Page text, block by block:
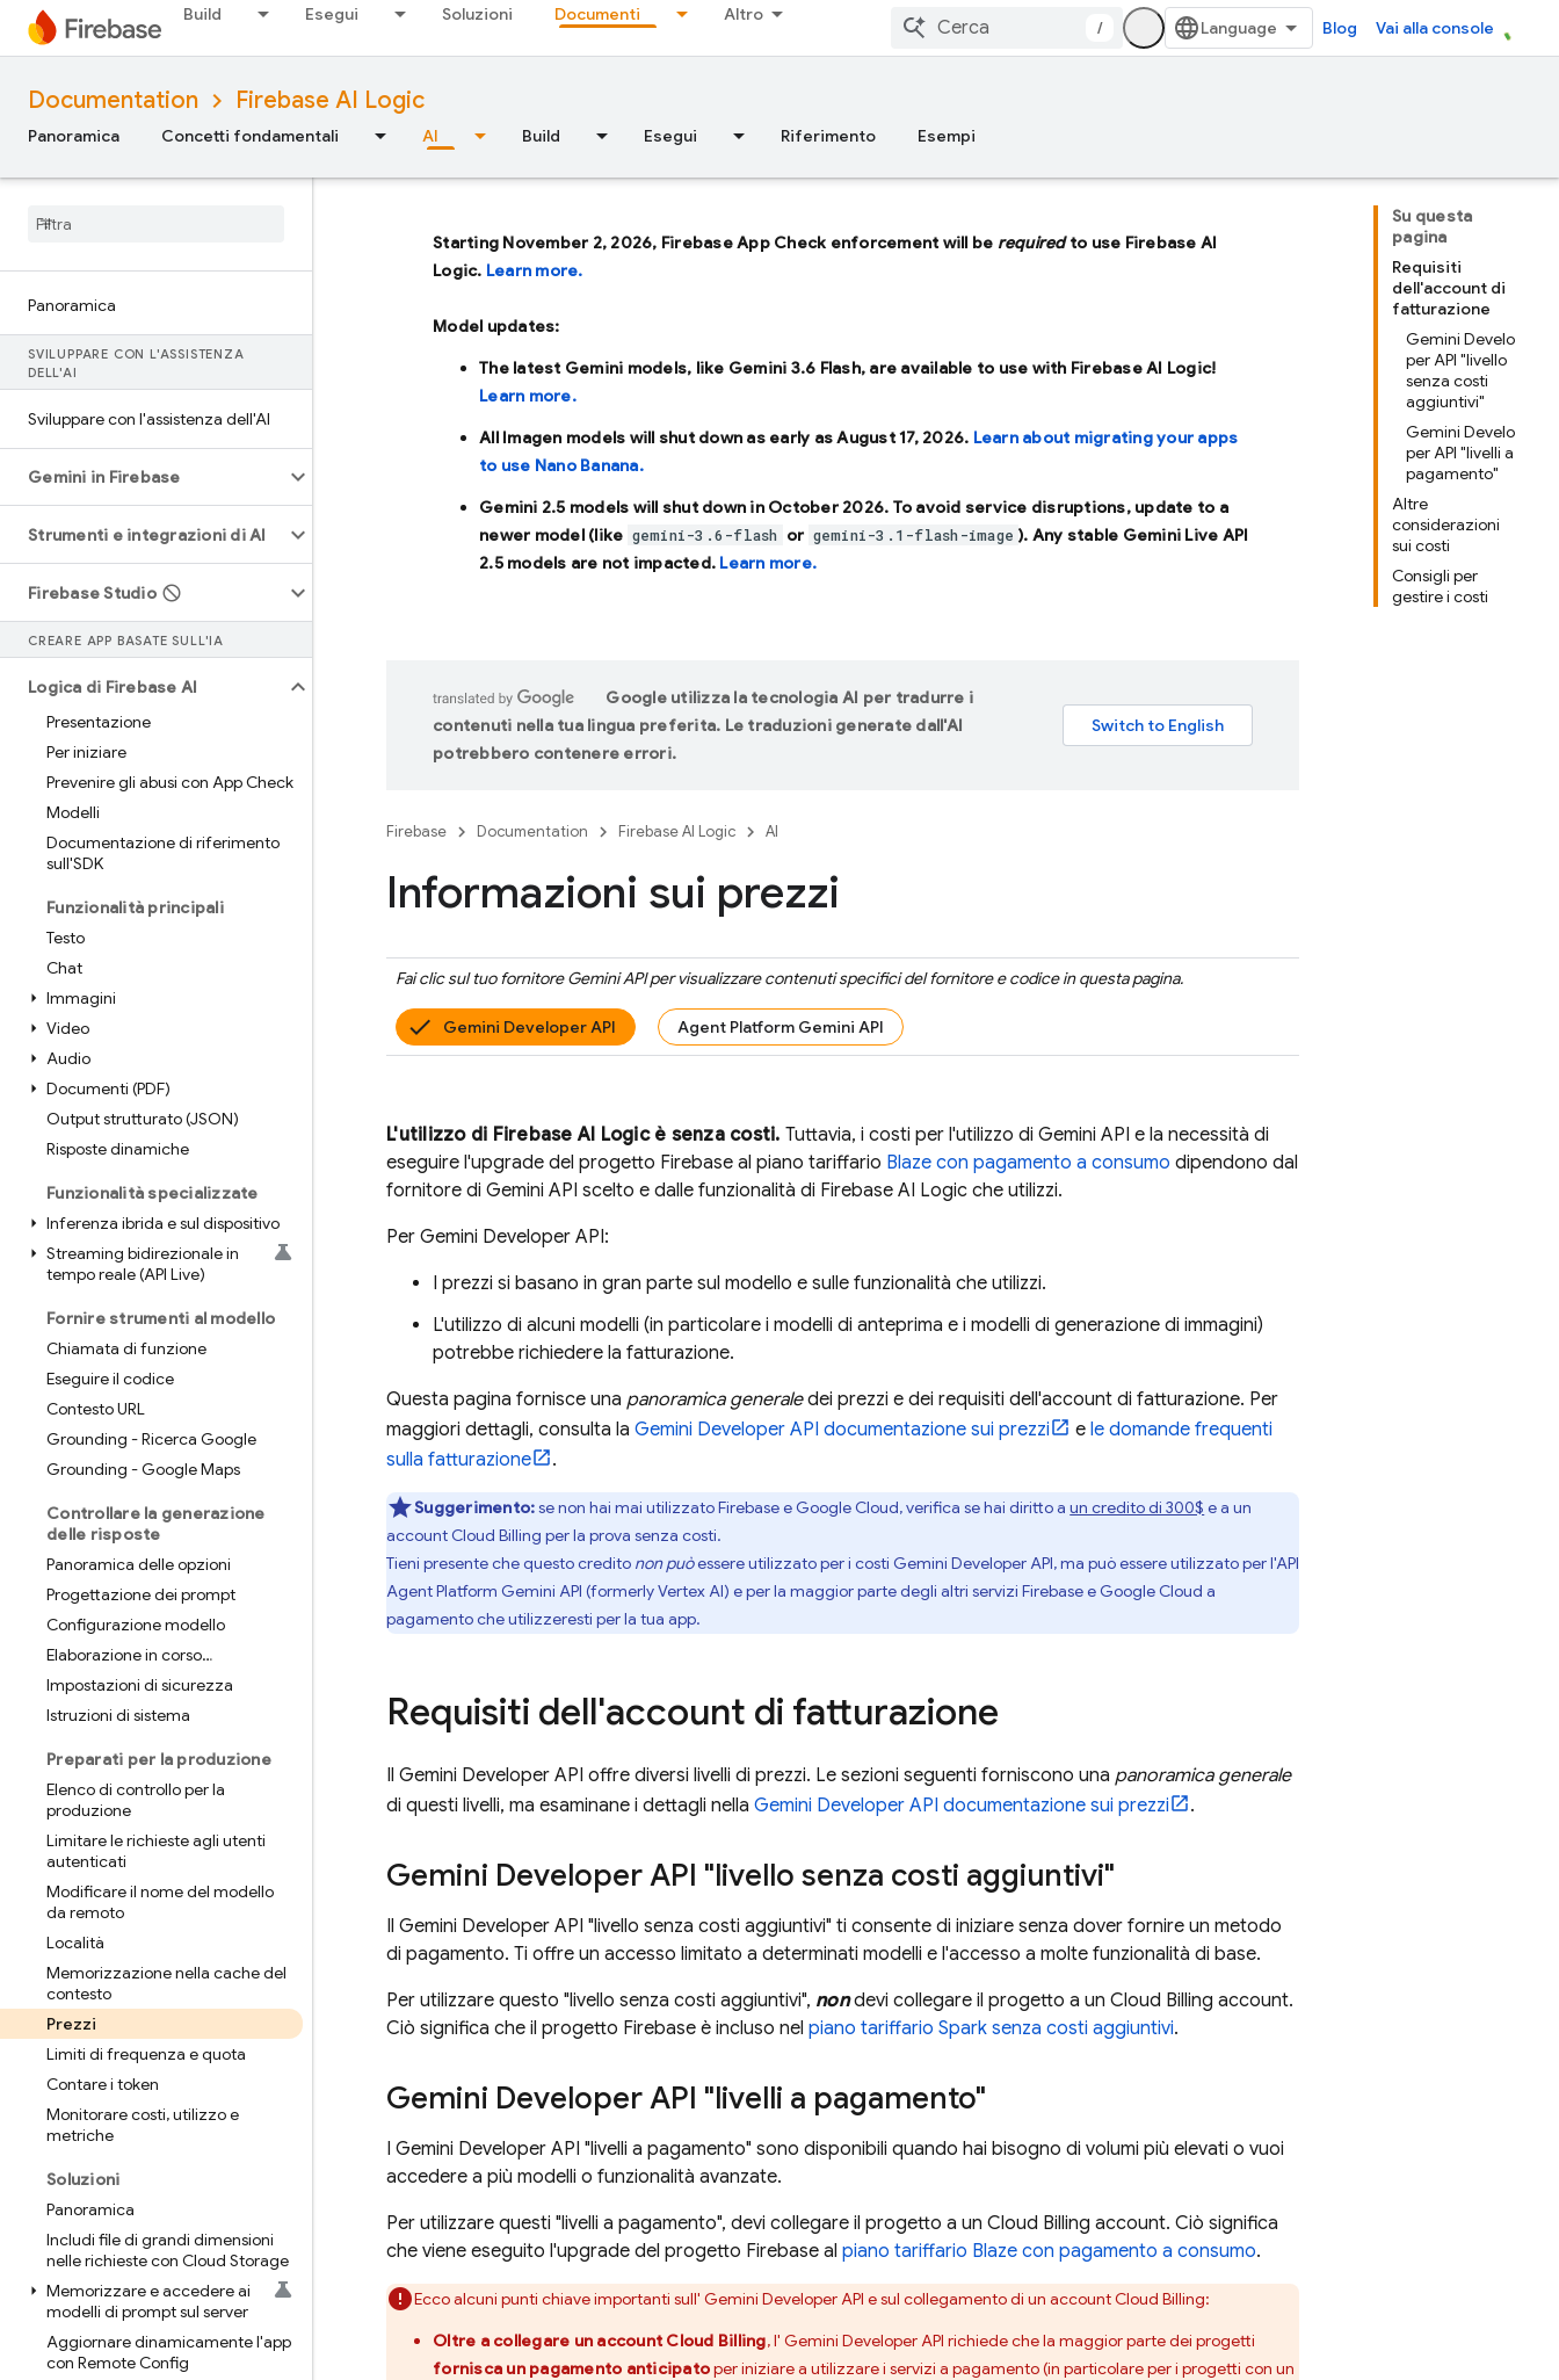
Build Esegui Soluzioni Documenti Altro
/ Blog Vai alla console
Documentation Firebase AI Logic
Panoramica Concetti fondamentali AI Build Esegui Riferimento Esempi
Panoramica
SVILUPPARE CON L'ASSISTENZA
DELL'AI
Sviluppare con l'assistenza dell'AI
Gemini in Firebase
Strumenti e integrazioni di AI
Firebase Studio
CREARE APP BASATE SULL'IA
Logica di Firebase AI
Presentazione
Per iniziare
Prevenire gli abusi con App Check
Modelli
Documentazione di riferimento
sull'SDK
Funzionalità principali
Testo
Chat
Immagini
Video
Audio
Documenti (PDF)
Output strutturato (JSON)
Risposte dinamiche
Funzionalità specializzate
Inferenza ibrida e sul dispositivo
Streaming bidirezionale in
tempo reale (API Live)
Fornire strumenti al modello
Chiamata di funzione
Eseguire il codice
Contesto URL
Grounding - Ricerca Google
Grounding - Google Maps
Controllare la generazione
delle risposte
Panoramica delle opzioni
Progettazione dei prompt
Configurazione modello
Elaborazione in corso…
Impostazioni di sicurezza
Istruzioni di sistema
Preparati per la produzione
Elenco di controllo per la
produzione
Limitare le richieste agli utenti
autenticati
Modificare il nome del modello
da remoto
Località
Memorizzazione nella cache del
contesto
Prezzi
Limiti di frequenza e quota
Contare i token
Monitorare costi,utilizzo e
metriche
Soluzioni
Panoramica
Includi file di grandi dimensioni
nelle richieste con Cloud Storage
Memorizzare e accedere ai
modelli di prompt sul server
Aggiornare dinamicamente l'app
con Remote Config
Su questa
pagina
Requisiti
dell'account di
fatturazione
Gemini Develo
per API "livello
senza costi
aggiuntivi"
Gemini Develo
per API "livelli a
pagamento"
Altre
considerazioni
sui costi
Consigli per
gestire i costi
Starting November 2, 2026, Firebase App Check enforcement will be requiredto use Firebase AI
Logic. Learn more.
Model updates:
The latest Gemini models, like Gemini 3.6 Flash, are available to use with Firebase AI Logic!
Learn more.
All Imagen models will shut down as early asAugust 17, 2026. Learn about migrating your apps
to use Nano Banana.
Gemini 2.5 models will shut down in October 2026. To avoid service disruptions, update to a
newer model (like gemini-3.6-flash or gemini-3.1-flash-image ). Any stable Gemini Live API
2.5 models are not impacted. Learn more.
Google utilizza la tecnologia AI per tradurre i
contenuti nella tua lingua preferita. Le traduzioni generate dall'AI
potrebbero contenere errori.
Firebase Documentation Firebase AI Logic AI
Informazioni sui prezzi
Fai clic sul tuo fornitoreGemini APIper visualizzare contenuti specifici del fornitore e codice in questa pagina.
Gemini Developer API Agent Platform Gemini API
L'utilizzo di Firebase AI Logicè senza costi. Tuttavia, i costi per l'utilizzo di Gemini API e la necessità di
eseguire l'upgrade del progetto Firebase al piano tariffario Blaze con pagamento a consumo dipendono dal
fornitore di Gemini API scelto e dalle funzionalità di Firebase AI Logic che utilizzi.
Per Gemini Developer API:
I prezzi si basano in gran parte sul modello e sulle funzionalità che utilizzi.
L'utilizzo di alcuni modelli (in particolare i modelli di anteprima e i modelli di generazione di immagini)
potrebbe richiedere la fatturazione.
Questa pagina fornisce una panoramica generaledei prezzi e dei requisiti dell'account di fatturazione. Per
maggiori dettagli, consulta la Gemini Developer API documentazione sui prezzi e le domande frequenti
sulla fatturazione
.
Suggerimento:se non hai mai utilizzato Firebase e Google Cloud, verifica se hai diritto aun credito di 300$ e a un
account Cloud Billing per la prova senza costi.
Tieni presente che questo credito non puòessere utilizzato per i costi Gemini Developer API, ma può essere utilizzato per l'API
Agent Platform Gemini API (formerly Vertex AI) e per la maggior parte degli altri servizi Firebase e Google Cloud a
pagamento che utilizzeresti per la tua app.
Requisiti dell'account di fatturazione
Il Gemini Developer API offre diversi livelli di prezzi. Le sezioni seguenti forniscono una panoramica generale
di questi livelli, ma esaminane i dettagli nella Gemini Developer API documentazione sui prezzi .
Gemini Developer API "livello senza costi aggiuntivi"
Il Gemini Developer API "livello senza costi aggiuntivi" ti consente di iniziare senza dover fornire un metodo
di pagamento. Ti offre un accesso limitato a determinati modelli e l'accesso a molte funzionalità di base.
Per utilizzare questo "livello senza costi aggiuntivi", nondevi collegare il progetto a un Cloud Billing account.
Ciò significa che il progetto Firebase è incluso nel piano tariffario Spark senza costi aggiuntivi.
Gemini Developer API "livelli a pagamento"
I Gemini Developer API "livelli a pagamento" sono disponibili quando hai bisogno di volumi più elevati o vuoi
accedere a più modelli o funzionalità avanzate.
Per utilizzare questi "livelli a pagamento", devi collegare il progetto a un Cloud Billing account. Ciò significa
che viene eseguito l'upgrade del progetto Firebase al piano tariffario Blaze con pagamento a consumo.
Ecco alcuni punti chiave importanti sull' Gemini Developer API e sul collegamento di un accountCloud Billing:
Oltre a collegare un accountCloud Billing, l' Gemini Developer API richiede che la maggior parte dei progetti
fornisca un pagamento anticipatoper iniziare a utilizzare i servizi a pagamento (in particolare per i progetti con un